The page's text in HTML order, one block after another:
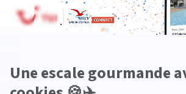
Aventure
Bien-être